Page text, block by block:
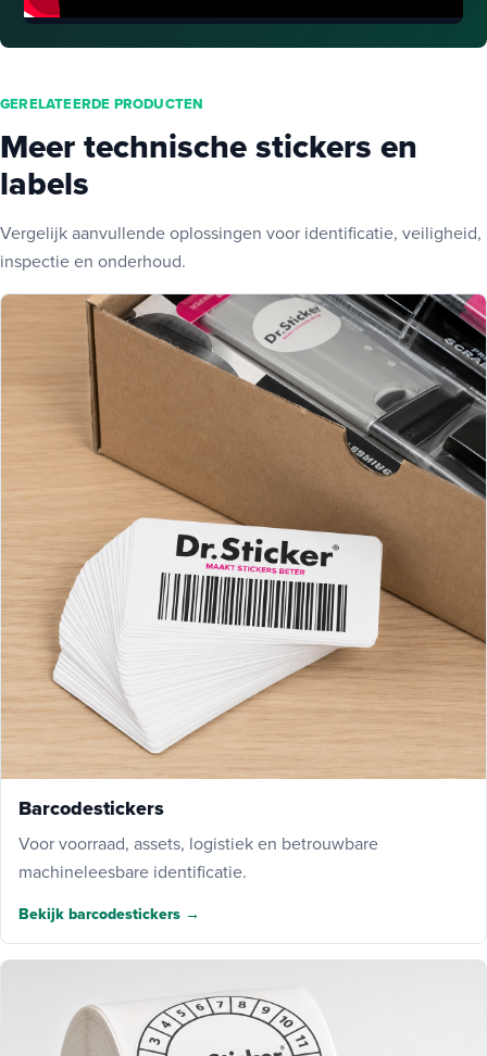
GERELATEERDE PRODUCTEN
Meer technische stickers en
labels
Vergelijk aanvullende oplossingen voor identificatie, veiligheid,
inspectie en onderhoud.
Barcodestickers
Voor voorraad, assets, logistiek en betrouwbare
machineleesbare identificatie.
Bekijk barcodestickers →